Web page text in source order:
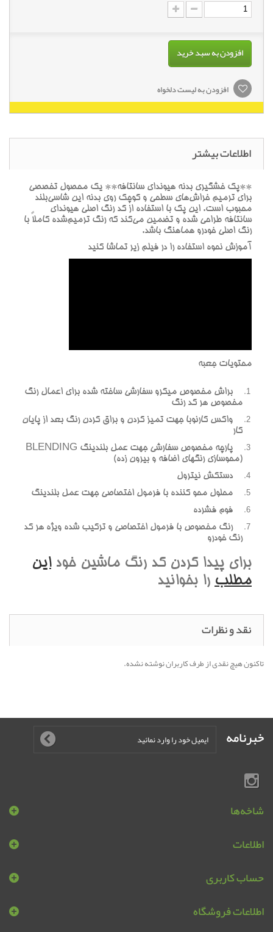
افزودن به سبد خرید
افزودن به لیست دلخواه
اطلاعات بیشتر
**پک خشگيري بدنه هيونداي سانتافه** يک محصول تخصصي
براي ترميم خراش‌هاي سطحي و کوچک روي بدنه اين شاسي‌بلند
محبوب است. اين پک با استفاده از کد رنگ اصلي هيونداي
سانتافه طراحي شده و تضمين مي‌کند که رنگ ترميم‌شده کاملاً با
رنگ اصلي خودرو هماهنگ باشد.
آموزش نحوه استفاده را در فيلم زير تماشا کنيد
محتويات جعبه
براش مخصوص ميکرو سفارشي ساخته شده براي اعمال رنگ
مخصوص هر کد رنگ
واکس کارنوبا جهت تميز کردن و براق کردن رنگ بعد از پايان
کار
پارچه مخصوص سفارشي جهت عمل بلندينگ BLENDING
(محوسازي رنگهاي اضافه و بيرون زده)
دستکش نيترول
محلول محو کننده با فرمول اختصاصي جهت عمل بلندينگ
فوم فشرده
رنگ مخصوص با فرمول اختصاصي و ترکيب شده ويژه هر کد
رنگ خودرو
براي پيدا کردن کد رنگ ماشين خوداين
مطلب را بخوانيد
نقد و نظرات
تاکنون هیچ نقدی از طرف کاربران نوشته نشده.
خبرنامه
شاخه‌ها
اطلاعات
حساب کاربری
اطلاعات فروشگاه